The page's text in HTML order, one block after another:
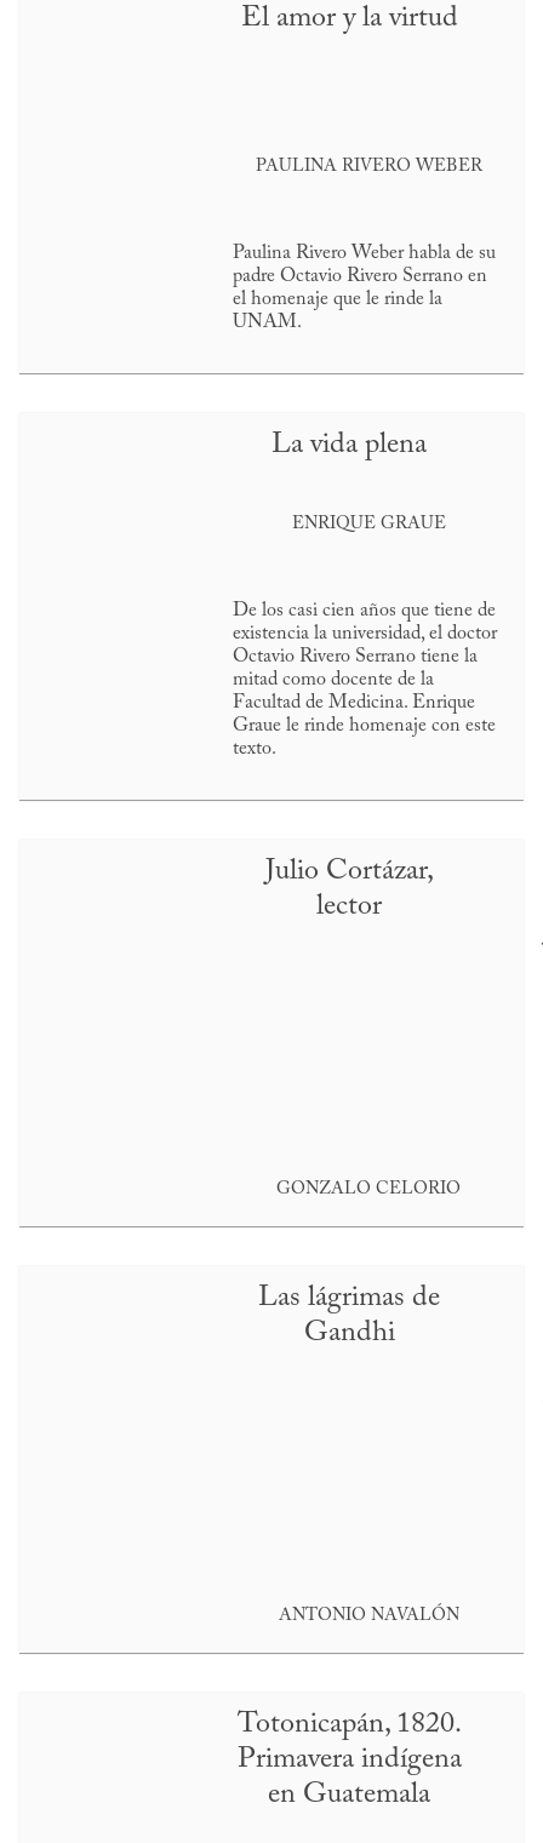
El amor y la virtud
PAULINA RIVERO WEBER
Paulina Rivero Weber habla de su
padre Octavio Rivero Serrano en
el homenaje que le rinde la
UNAM.
La vida plena
ENRIQUE GRAUE
De los casi cien años que tiene de
existencia la universidad, el doctor
Octavio Rivero Serrano tiene la
mitad como docente de la
Facultad de Medicina. Enrique
Graue le rinde homenaje con este
texto.
Julio Cortázar,
lector
GONZALO CELORIO
Las lágrimas de
Gandhi
ANTONIO NAVALÓN
Totonicapán, 1820.
Primavera indígena
en Guatemala